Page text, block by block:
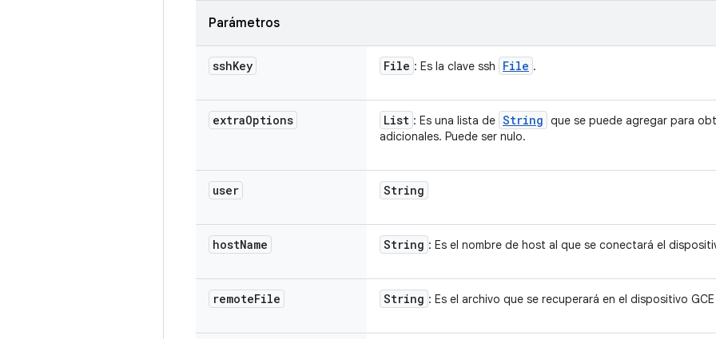
Parámetros
sshKey File : Es la clave ssh File .
extraOptions List : Es una lista de String que se puede agregar para
adicionales. Puede ser nulo.
user String
hostName String : Es el nombre de host al que se conectará el
remoteFile String : Es el archivo que se recuperará en el dispositivo